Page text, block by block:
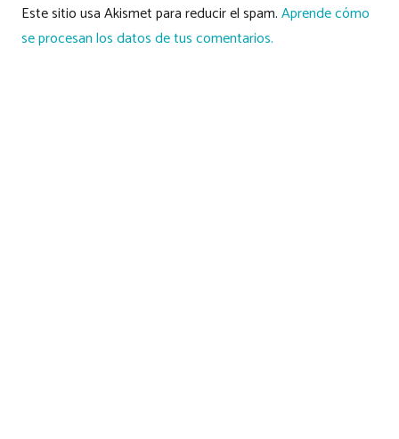
Este sitio usa Akismet para reducir el spam.Aprende cómo
se procesan los datos de tus comentarios.